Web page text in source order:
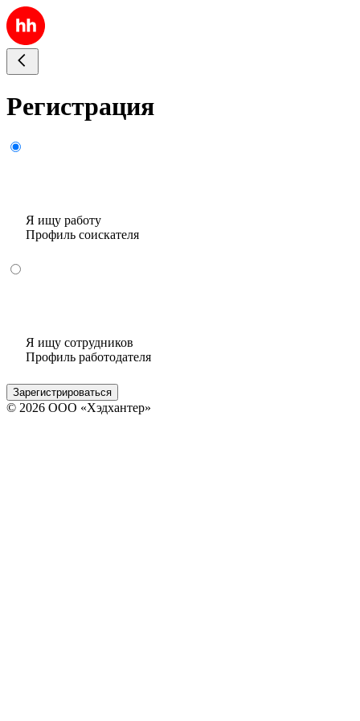
Регистрация
Я ищу работу
Профиль соискателя
Я ищу сотрудников
Профиль работодателя
Зарегистрироваться
© 2026 ООО «Хэдхантер»